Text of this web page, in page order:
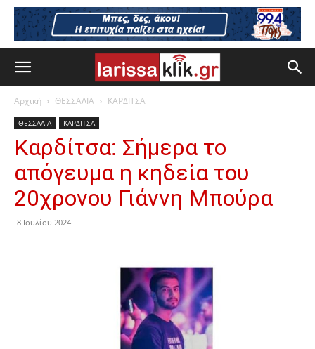
Αρχική ΘΕΣΣΑΛΙΑ ΚΑΡΔΙΤΣΑ
ΘΕΣΣΑΛΙΑ ΚΑΡΔΙΤΣΑ
Καρδίτσα: Σήμερα το
απόγευμα η κηδεία του
20χρονου Γιάννη Μπούρα
8 Ιουλίου 2024